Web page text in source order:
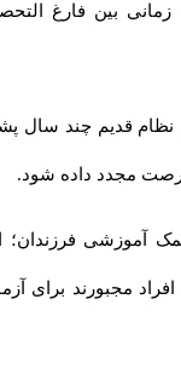
بین فارغ التحصیل
قدیم چند سال پشت
مجدد داده شود.
فرزندان؛ اگر
مجبورند برای آزمون